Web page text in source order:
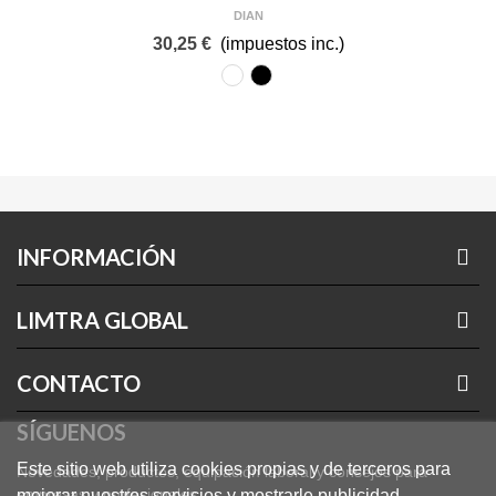
Instrucciones de cuidado:
DIAN
30,25 € (impuestos inc.)
BLANCO
NEGRO
Este sitio web utiliza cookies propias y de terceros para
INFORMACIÓN
LIMTRA GLOBAL
CONTACTO
SÍGUENOS
Novedades, productos, equipación laboral y consejos para